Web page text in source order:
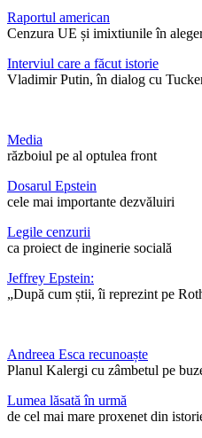
Raportul american
Cenzura UE și imixtiunile în
Interviul care a făcut istorie
Vladimir Putin, în dialog cu
Media
războiul pe al optulea front
Dosarul Epstein
cele mai importante dezvăluiri
Legile cenzurii
ca proiect de inginerie socială
Jeffrey Epstein:
„După cum știi, îi reprezint pe
Andreea Esca recunoaște
Planul Kalergi cu zâmbetul pe
Lumea lăsată în urmă
de cel mai mare proxenet din